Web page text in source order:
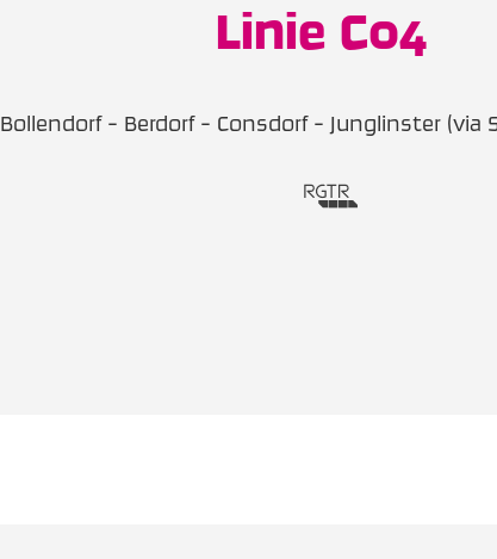
Linie C04
Bollendorf - Berdorf - Consdorf - Junglinster (via